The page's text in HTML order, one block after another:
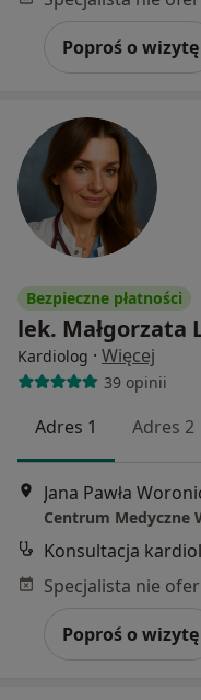
Poproś o wizytę
Bezpieczne płatności
lek. Małgorzata
Kardiolog · Więcej
39 opinii
Adres 1 Adres 2
Jana Pawła
Centrum Medyczne
Konsultacja
Poproś o wizytę